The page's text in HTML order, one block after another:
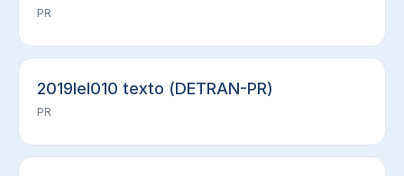
PR
2019lel010 texto (DETRAN-PR)
PR